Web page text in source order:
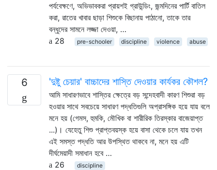
পর্যবেক্ষণে, অভিভাবকরা প্রায়শই গ্রাউন্ডিং, জন্মদিনের পার্টি বাতিল
করা, রাতের খাবার ছাড়া শিশুকে বিছানায় পাঠানো, তাকে তার
বন্ধুদের সামনে লজ্জা দেওয়া, …
28
pre-schooler discipline violence abuse
6 'দুষ্টু চেয়ার' বাচ্চাদের শাস্তি দেওয়ার কার্যকর কৌশল?
আমি সাধারণভাবে শাস্তির ক্ষেত্রে বড় সন্দেহবাদী কারণ শিশুরা বড়
হওয়ার সাথে সবচেয়ে সাধারণ পদ্ধতিগুলি অপ্রাসঙ্গিক হয়ে যায় বলে
মনে হয় (গেমস, হুমকি, মৌখিক বা শারীরিক তিরস্কার বাজেয়াপ্ত
...)। যেহেতু শিশু প্রাপ্তবয়স্ক হয়ে বাসা থেকে চলে যায় তখন
এই সমস্ত পদ্ধতি আর উপস্থিত থাকবে না, মনে হয় এটি
দীর্ঘমেয়াদী সমাধান হবে …
26
discipline